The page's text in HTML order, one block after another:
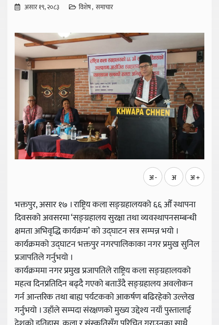
असार १९, २०८३ विशेष समाचार
अ - अ अ +
भक्तपुर, असार १७ । राष्ट्रिय कला सङ्ग्रहालयको ६६ औँ स्थापना
दिवसको अवसरमा ‘सङ्ग्रहालय सुरक्षा तथा व्यवस्थापनसम्बन्धी
क्षमता अभिवृद्धि कार्यक्रम’ को उद्घाटन सत्र सम्पन्न भयो ।
कार्यक्रमको उद्घाटन भक्तपुर नगरपालिकाका नगर प्रमुख सुनिल
प्रजापतिले गर्नुभयो ।
कार्यक्रममा नगर प्रमुख प्रजापतिले राष्ट्रिय कला सङ्ग्रहालयको
महत्व दिनप्रतिदिन बढ्दै गएको बताउँदै सङ्ग्रहालय अवलोकन
गर्न आन्तरिक तथा बाह्य पर्यटकको आकर्षण बढिरहेको उल्लेख
गर्नुभयो । उहाँले सम्पदा संरक्षणको मुख्य उद्देश्य नयाँ पुस्तालाई